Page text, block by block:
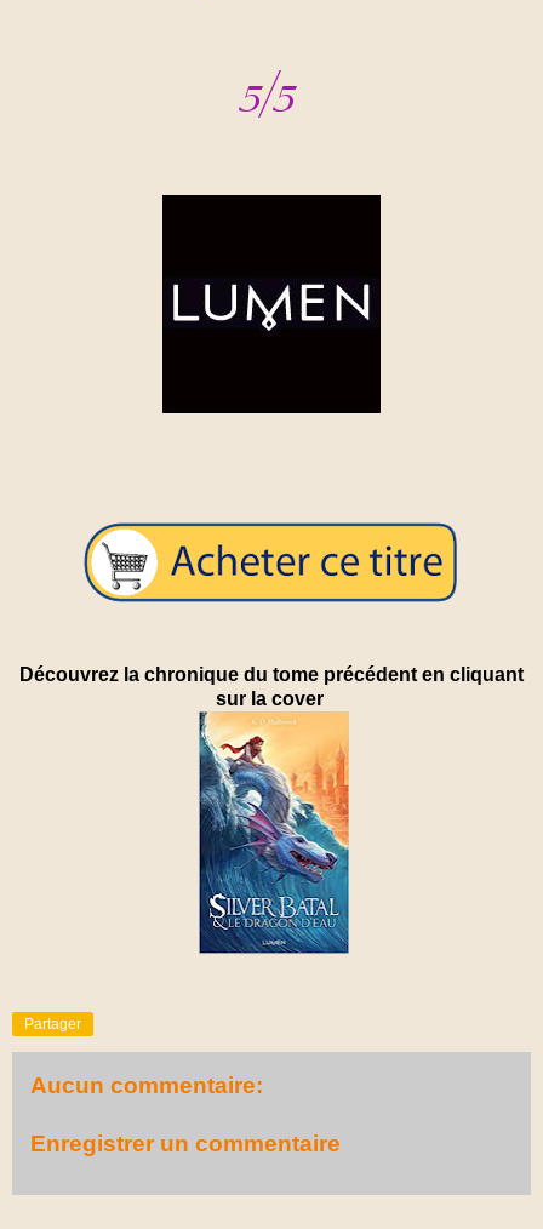
Découvrez la chronique du tome précédent en cliquant
sur la cover
Partager
Aucun commentaire:
Enregistrer un commentaire